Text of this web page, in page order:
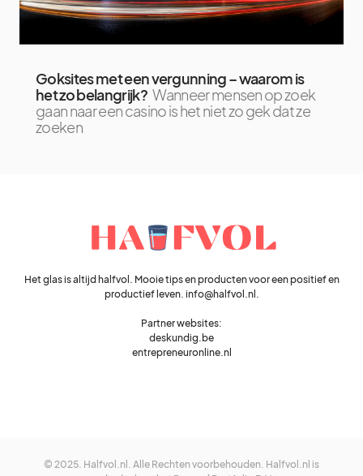
Goksites met een vergunning – waarom is
het zo belangrijk? Wanneer mensen op zoek
gaan naar een casino is het niet zo gek dat ze
zoeken
Het glas is altijd halfvol. Mooie tips en producten voor een positief en
productief leven. info@halfvol.nl.
Partner websites:
deskundig.be
entrepreneuronline.nl
© 2025. Halfvol.nl. Alle Rechten voorbehouden. Halfvol.nl is